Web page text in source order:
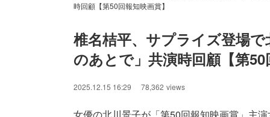
時回顧【第50回報知映画賞】
椎名桔平、サプライズ登場
のあとで」共演時回顧【第
2025.12.15 16:29 78,362 views